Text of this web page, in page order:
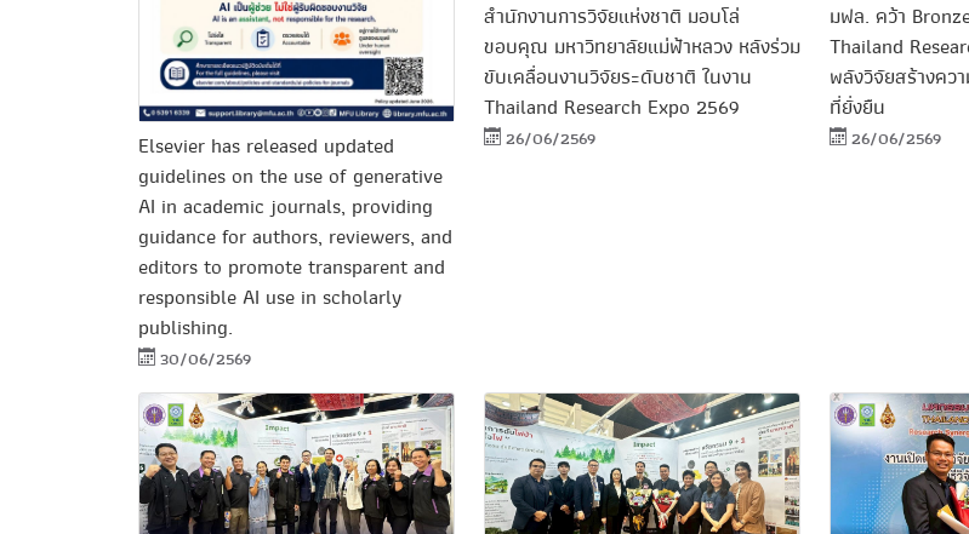
Elsevier has released updated
guidelines on the use of generative
AI in academic journals, providing
guidance for authors, reviewers, and
editors to promote transparent and
responsible AI use in scholarly
publishing.
30/06/2569
สำนักงานการวิจัยแห่งชาติ มอบโล่
ขอบคุณ มหาวิทยาลัยแม่ฟ้าหลวง หลังร่วม
ขับเคลื่อนงานวิจัยระดับชาติ ในงาน
Thailand Research Expo 2569
26/06/2569
มฟล. คว้า
Thailand
พลังวิจัยสร้างคว
ที่ยั่งยืน
26/06/2569